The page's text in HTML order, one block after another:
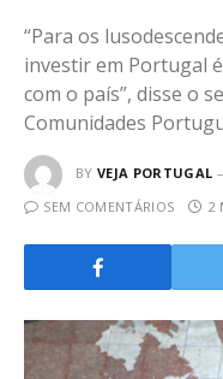
“Para os
investir em Portugal
com o país”, disse o
Comunidades
BY VEJA PORTUGAL
SEM COMENTÁRIOS
2